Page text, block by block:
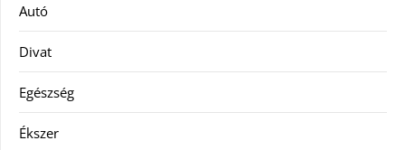
Autó
Divat
Egészség
Ékszer